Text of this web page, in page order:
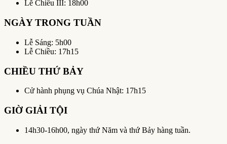
Lễ Chiều III: 18h00
NGÀY TRONG TUẦN
Lễ Sáng: 5h00
Lễ Chiều: 17h15
CHIỀU THỨ BẢY
Cử hành phụng vụ Chúa Nhật: 17h15
GIỜ GIẢI TỘI
14h30-16h00, ngày thứ Năm và thứ Bảy hàng tuần.